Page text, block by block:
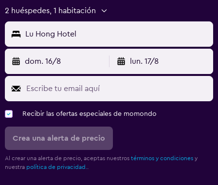
2 huéspedes, 1 habitación
Lu Hong Hotel
dom. 16/8 lun. 17/8
Recibir las ofertas especiales de momondo
Crea una alerta de precio
Al crear una alerta de precio, aceptas nuestros términos y condiciones y
nuestra política de privacidad.